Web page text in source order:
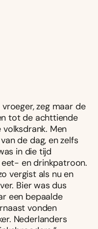
zeg maar de
tot de achttiende
Men
de dag, en zelfs
in die tijd
en drinkpatroon.
vergist als nu en
Bier was dus
een bepaalde
vonden
Nederlanders